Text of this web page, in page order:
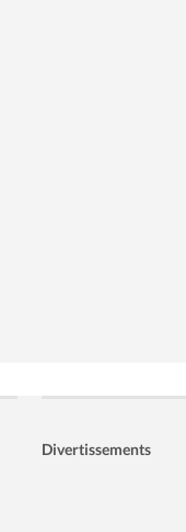
Divertissements